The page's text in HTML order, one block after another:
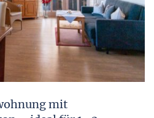
mit